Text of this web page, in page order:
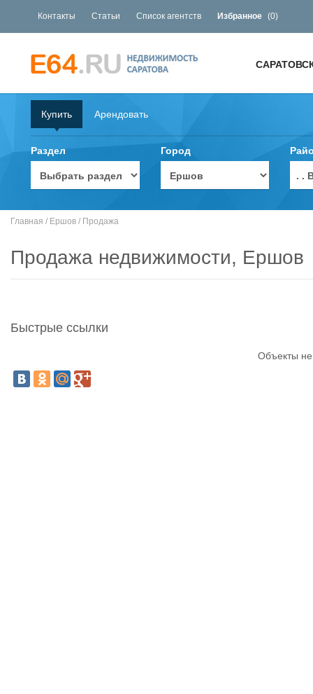
Контакты Статьи Список агентств Избранное (0)
Купить Арендовать
Раздел Город
. .
Главная / Ершов / Продажа
Продажа недвижимости, Ершов
Быстрые ссылки
Объекты